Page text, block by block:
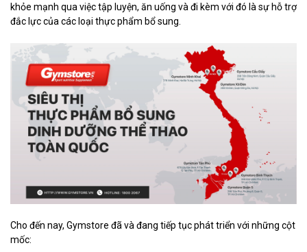
khỏe mạnh qua việc tập luyện, ăn uống và đi kèm với đó là sự hỗ trợ
đắc lực của các loại thực phẩm bổ sung.
Cho đến nay, Gymstore đã và đang tiếp tục phát triển với những cột
mốc: